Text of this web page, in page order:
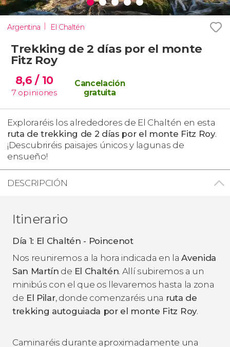
Argentina El Chaltén
Trekking de 2 días por el monte
Fitz Roy
8,6/ 10
7 opiniones
Cancelación
gratuita
Exploraréis los alrededores de El Chaltén en esta
ruta de trekking de 2 días por el monte Fitz Roy.
¡Descubriréis paisajes únicos y lagunas de
ensueño!
DESCRIPCIÓN
Itinerario
Día 1: El Chaltén - Poincenot
Nos reuniremos a la hora indicada en laAvenida
San Martín de El Chaltén. Allí subiremos a un
minibús con el que os llevaremos hasta la zona
de El Pilar, donde comenzaréis una ruta de
trekking autoguiada por el monte Fitz Roy.
Caminaréis durante aproximadamente una